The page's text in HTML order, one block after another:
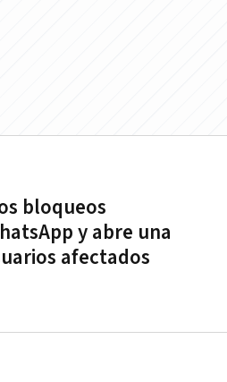
bloqueos
y abre una
afectados